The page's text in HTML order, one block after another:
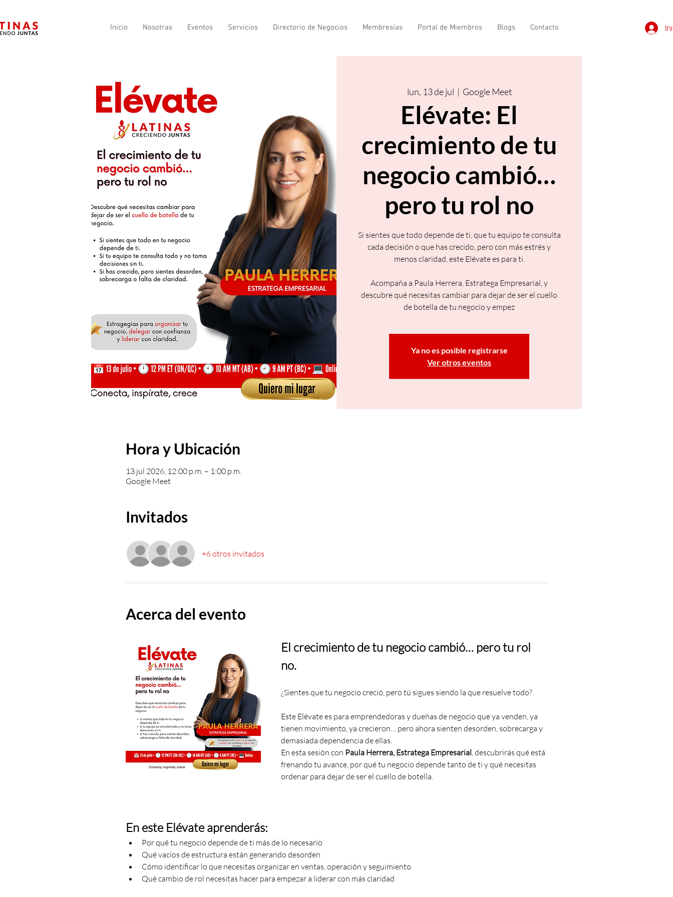
Inicio Nosotras Eventos Servicios Directorio de Negocios Membresías Portal de Miembros Blogs Contacto
lun, 13 de jul
  |
Google Meet
Elévate: El
crecimiento de tu
negocio cambió…
pero tu rol no
Si sientes que todo depende de ti, que tu equipo te consulta
cada decisión o que has crecido, pero con más estrés y
menos claridad, este Elévate es para ti.
Acompaña a Paula Herrera, Estratega Empresarial, y
descubre qué necesitas cambiar para dejar de ser el cuello
de botella de tu negocio y empez
Ya no es posible registrarse
Ver otros eventos
Hora y Ubicación
13 jul 2026, 12:00 p.m. – 1:00 p.m.
Google Meet
Invitados
+6 otros invitados
Acerca del evento
El crecimiento de tu negocio cambió… pero tu rol
no.
¿Sientes que tu negocio creció, pero tú sigues siendo la que resuelve todo?
Este Elévate es para emprendedoras y dueñas de negocio que ya venden, ya
tienen movimiento, ya crecieron… pero ahora sienten desorden, sobrecarga y
demasiada dependencia de ellas.
En esta sesión con Paula Herrera, Estratega Empresarial, descubrirás qué está
frenando tu avance, por qué tu negocio depende tanto de ti y qué necesitas
ordenar para dejar de ser el cuello de botella.
En este Elévate aprenderás:
Por qué tu negocio depende de ti más de lo necesario
Qué vacíos de estructura están generando desorden
Cómo identificar lo que necesitas organizar en ventas, operación y seguimiento
Qué cambio de rol necesitas hacer para empezar a liderar con más claridad